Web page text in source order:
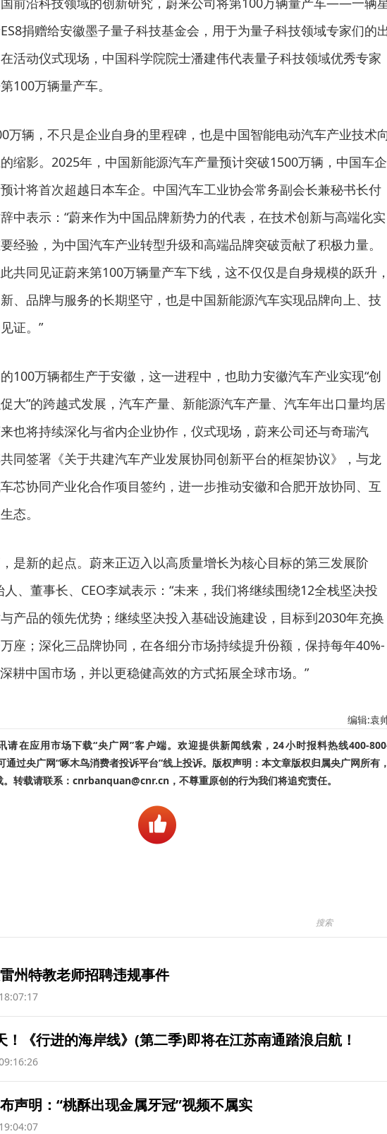
捐赠给安徽墨子量子科技基金会，用于为量子科技领域专家们的
活动仪式现场，中国科学院院士潘建伟代表量子科技领域优秀专家
100万辆量产车。
万辆，不只是企业自身的里程碑，也是中国智能电动汽车产业技术向
缩影。2025年，中国新能源汽车产量预计突破1500万辆，中国车企
计将首次超越日本车企。中国汽车工业协会常务副会长兼秘书长付
中表示：“蔚来作为中国品牌新势力的代表，在技术创新与高端化实
经验，为中国汽车产业转型升级和高端品牌突破贡献了积极力量。
共同见证蔚来第100万辆量产车下线，这不仅仅是自身规模的跃升，
、品牌与服务的长期坚守，也是中国新能源汽车实现品牌向上、技
证。”
100万辆都生产于安徽，这一进程中，也助力安徽汽车产业实现“创
大”的跨越式发展，汽车产量、新能源汽车产量、汽车年出口量均居
也将持续深化与省内企业协作，仪式现场，蔚来公司还与奇瑞汽
同签署《关于共建汽车产业发展协同创新平台的框架协议》，与龙
芯协同产业化合作项目签约，进一步推动安徽和合肥开放协同、互
态。
是新的起点。蔚来正迈入以高质量增长为核心目标的第三发展阶
人、董事长、CEO李斌表示：“未来，我们将继续围绕12全栈坚决投
产品的领先优势；继续坚决投入基础设施建设，目标到2030年充换
座；深化三品牌协同，在各细分市场持续提升份额，保持每年40%-
耕中国市场，并以更稳健高效的方式拓展全球市场。”
编辑:袁
请在应用市场下载“央广网”客户端。欢迎提供新闻线索，24小时报料热线400-
通过央广网“啄木鸟消费者投诉平台”线上投诉。版权声明：本文章版权归属央广网所有，
转载请联系：cnrbanquan@cnr.cn，不尊重原创的行为我们将追究责任。
州特教老师招聘违规事件
！《行进的海岸线》(第二季)即将在江苏南通踏浪启航！
声明：“桃酥出现金属牙冠”视频不属实